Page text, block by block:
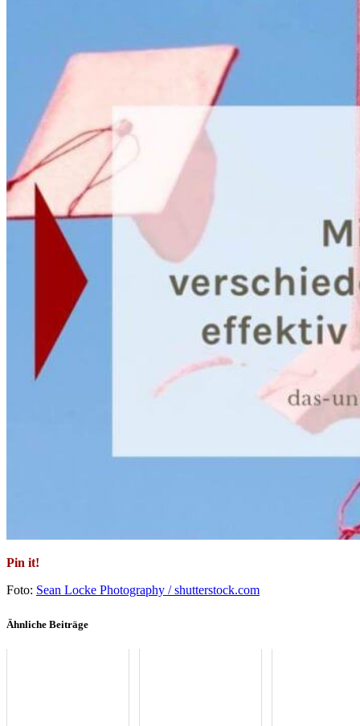
Pin it!
Foto: Sean Locke Photography / shutterstock.com
Ähnliche Beiträge